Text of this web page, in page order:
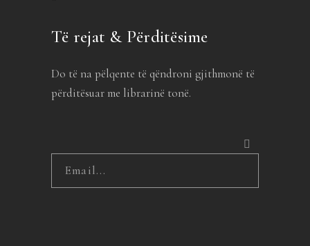
Të rejat & Përditësime
Do të na pëlqente të qëndroni gjithmonë të
përditësuar me librarinë tonë.